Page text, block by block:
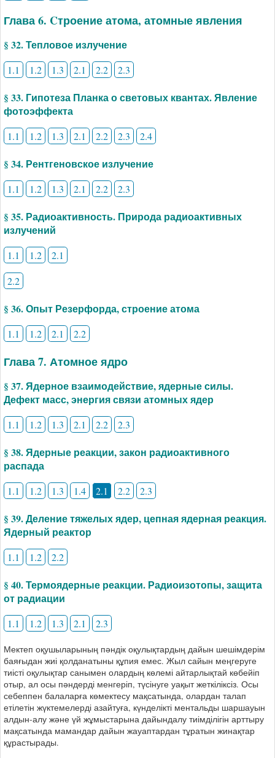
Глава 6. Cтроение атома, атомные явления
§ 32. Тепловое излучение
1.1 1.2 1.3 2.1 2.2 2.3
§ 33. Гипотеза Планка о световых квантах. Явление
фотоэффекта
1.1 1.2 1.3 2.1 2.2 2.3 2.4
§ 34. Рентгеновское излучение
1.1 1.2 1.3 2.1 2.2 2.3
§ 35. Радиоактивность. Природа радиоактивных
излучений
1.1 1.2
2.1
2.2
§ 36. Опыт Резерфорда, строение атома
1.1 1.2 2.1 2.2
Глава 7. Атомное ядро
§ 37. Ядерное взаимодействие, ядерные силы.
Дефект масс, энергия связи атомных ядер
1.1 1.2 1.3 2.1 2.2 2.3
§ 38. Ядерные реакции, закон радиоактивного
распада
1.1 1.2 1.3 1.4 2.1 2.2 2.3
§ 39. Деление тяжелых ядер, цепная ядерная реакция.
Ядерный реактор
1.1 1.2 2.2
§ 40. Термоядерные реакции. Радиоизотопы, защита
от радиации
1.1 1.2 1.3 2.1 2.3
Мектеп оқушыларының пәндік оқулықтардың дайын шешімдерім
баяғыдан жиі қолданатыны құпия емес. Жыл сайын меңгеруге
тиісті оқулықтар санымен олардың көлемі айтарлықтай көбейіп
отыр, ал осы пәндерді менгеріп, түсінуге уақыт жеткіліксіз. Осы
себеппен балаларға көмектесу мақсатында, олардан талап
етілетін жүктемелерді азайтуға, күнделікті ментальды шаршауын
алдын-алу және үй жұмыстарына дайындалу тиімділігін арттыру
мақсатында мамандар дайын жауаптардан тұратын жинақтар
құрастырады.